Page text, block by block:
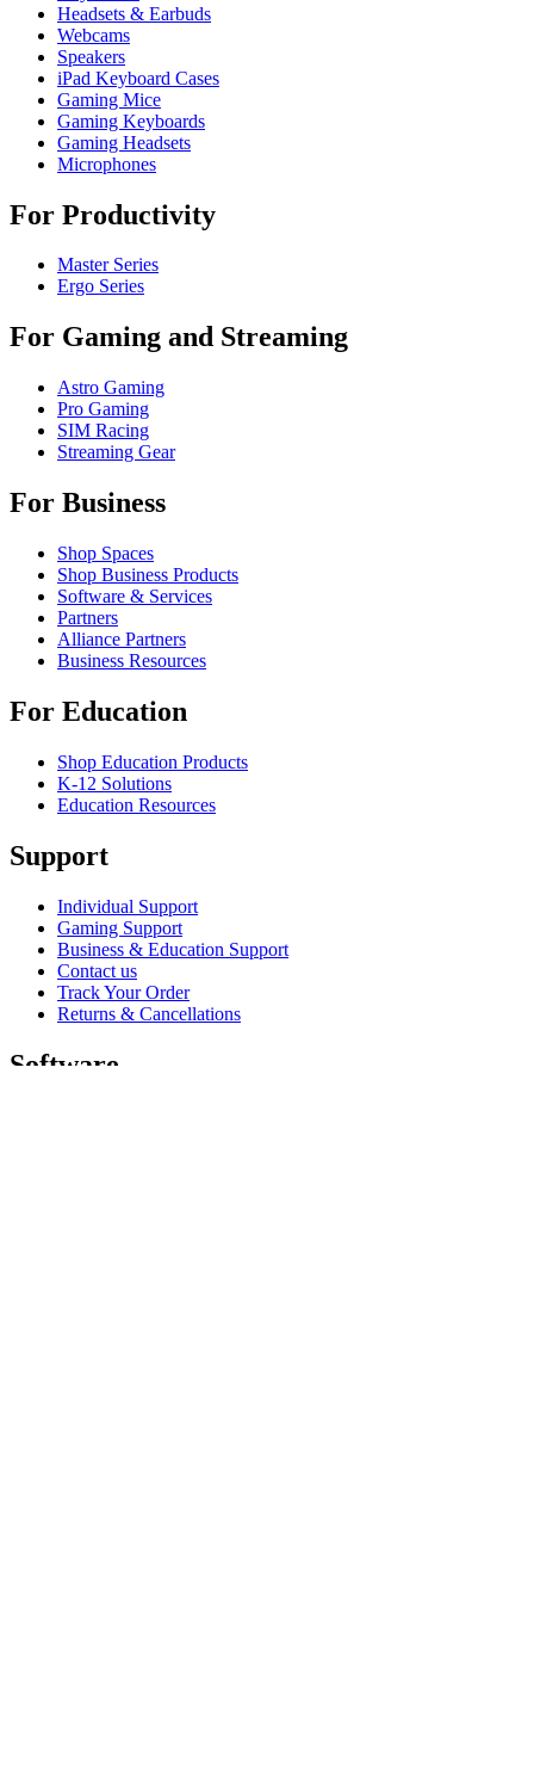
Headsets & Earbuds
Webcams
Speakers
iPad Keyboard Cases
Gaming Mice
Gaming Keyboards
Gaming Headsets
Microphones
For Productivity
Master Series
Ergo Series
For Gaming and Streaming
Astro Gaming
Pro Gaming
SIM Racing
Streaming Gear
For Business
Shop Spaces
Shop Business Products
Software & Services
Partners
Alliance Partners
Business Resources
For Education
Shop Education Products
K-12 Solutions
Education Resources
Support
Individual Support
Gaming Support
Business & Education Support
Contact us
Track Your Order
Returns & Cancellations
Software